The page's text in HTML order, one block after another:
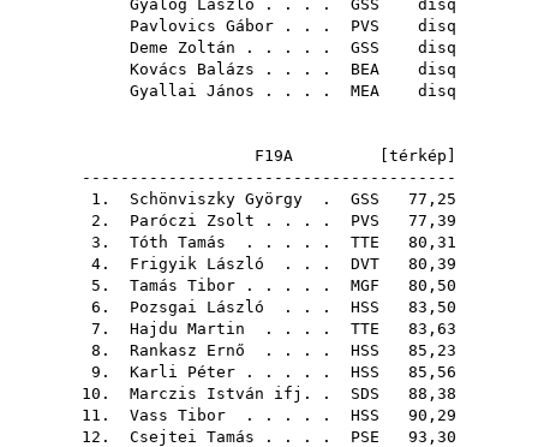
Gyalog László . . . . GSS disq
Pavlovics Gábor . . . PVS disq
Deme Zoltán . . . . . GSS disq
Kovács Balázs . . . . BEA disq
Gyallai János . . . . MEA disq
F19A [ térkép
---------------------------------------
1. Schönviszky György . GSS 77,25
2. Paróczi Zsolt . . . . PVS 77,39
3. Tóth Tamás . . . . . TTE 80,31
4. Frigyik László . . . DVT 80,39
5. Tamás Tibor . . . . . MGF 80,50
6. Pozsgai László . . . HSS 83,50
7. Hajdu Martin . . . . TTE 83,63
8. Rankasz Ernő . . . . HSS 85,23
9. Karli Péter . . . . . HSS 85,56
10. Marczis István ifj. . SDS 88,38
11. Vass Tibor . . . . . HSS 90,29
12. Csejtei Tamás . . . . PSE 93,30